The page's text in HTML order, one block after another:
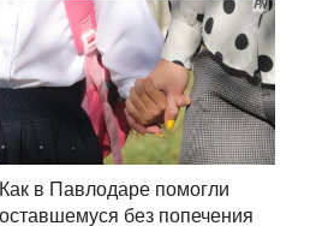
Как в Павлодаре помогли
оставшемуся без попечения